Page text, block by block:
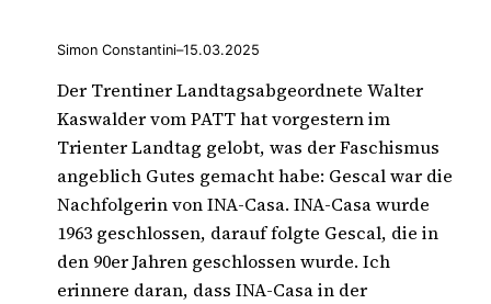
Simon Constantini–15.03.2025
Der Trentiner Landtagsabgeordnete Walter
Kaswalder vom PATT hat vorgestern im
Trienter Landtag gelobt, was der Faschismus
angeblich Gutes gemacht habe: Gescal war die
Nachfolgerin von INA-Casa. INA-Casa wurde
1963 geschlossen, darauf folgte Gescal, die in
den 90er Jahren geschlossen wurde. Ich
erinnere daran, dass INA-Casa in der